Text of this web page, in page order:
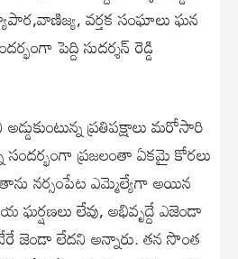
వర్తక సంఘాలు ఘన
పెద్ది సుదర్శన్ రెడ్డి
ప్రతిపక్షాలు మరోసారి
సందర్భంగా ప్రజలంతా ఏకమై కోరలు
నర్సంపేట ఎమ్మెల్యేగా అయిన
లేవు, అభివృద్దే ఎజెండా
జెండా లేదని అన్నారు. తన సొంత